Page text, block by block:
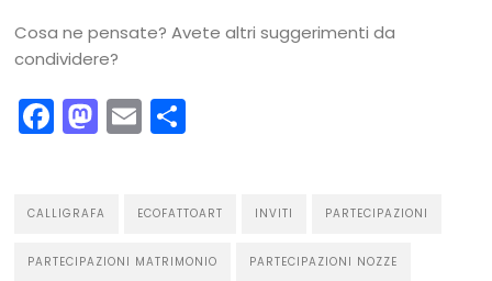
Cosa ne pensate? Avete altri suggerimenti da
condividere?
Facebook
Mastodon
Email
CALLIGRAFA ECOFATTOART INVITI PARTECIPAZIONI
PARTECIPAZIONI MATRIMONIO PARTECIPAZIONI NOZZE